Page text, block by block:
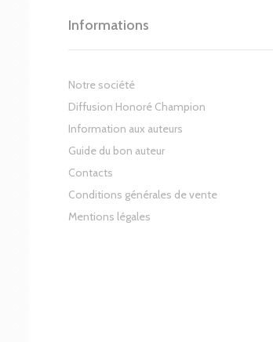
Informations
Notre société
Diffusion Honoré Champion
Information aux auteurs
Guide du bon auteur
Contacts
Conditions générales de vente
Mentions légales